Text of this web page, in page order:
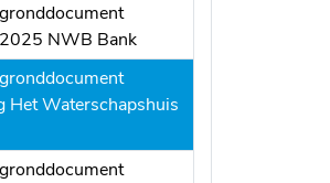
NWB Bank
Het Waterschapshuis